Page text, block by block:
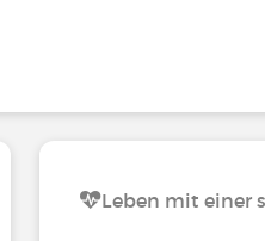
Leben mit einer